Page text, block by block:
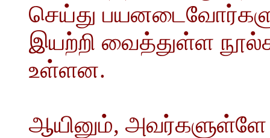
செய்து
இயற்றி வைத்துள்ள
உள்ளன.
ஆயினும்,